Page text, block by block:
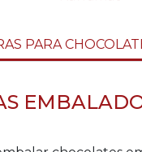
PARA